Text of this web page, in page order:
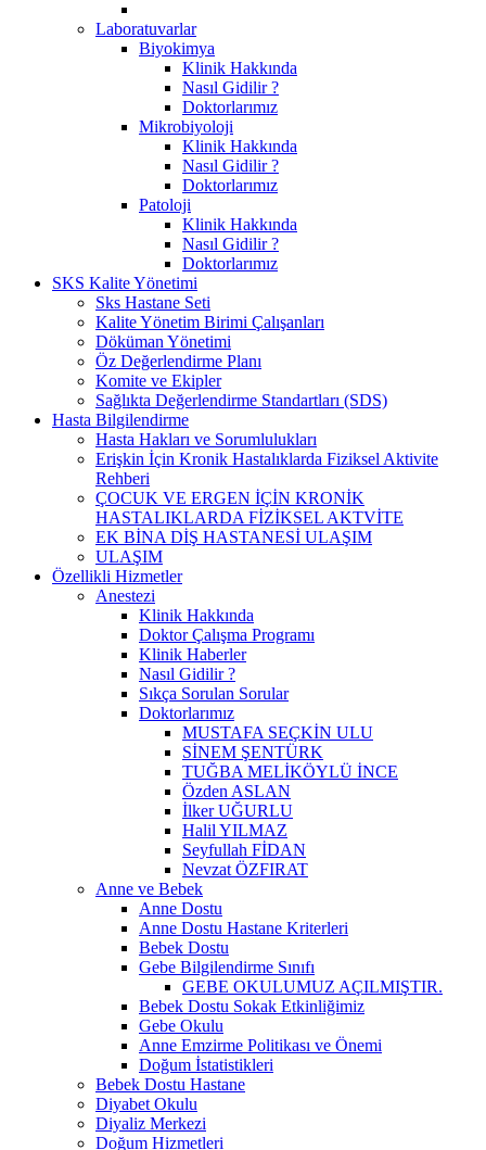
Laboratuvarlar
Biyokimya
Klinik Hakkında
Nasıl Gidilir ?
Doktorlarımız
Mikrobiyoloji
Klinik Hakkında
Nasıl Gidilir ?
Doktorlarımız
Patoloji
Klinik Hakkında
Nasıl Gidilir ?
Doktorlarımız
SKS Kalite Yönetimi
Sks Hastane Seti
Kalite Yönetim Birimi Çalışanları
Döküman Yönetimi
Öz Değerlendirme Planı
Komite ve Ekipler
Sağlıkta Değerlendirme Standartları (SDS)
Hasta Bilgilendirme
Hasta Hakları ve Sorumlulukları
Erişkin İçin Kronik Hastalıklarda Fiziksel Aktivite
Rehberi
ÇOCUK VE ERGEN İÇİN KRONİK
HASTALIKLARDA FİZİKSEL AKTVİTE
EK BİNA DİŞ HASTANESİ ULAŞIM
ULAŞIM
Özellikli Hizmetler
Anestezi
Klinik Hakkında
Doktor Çalışma Programı
Klinik Haberler
Nasıl Gidilir ?
Sıkça Sorulan Sorular
Doktorlarımız
MUSTAFA SEÇKİN ULU
SİNEM ŞENTÜRK
TUĞBA MELİKÖYLÜ İNCE
Özden ASLAN
İlker UĞURLU
Halil YILMAZ
Seyfullah FİDAN
Nevzat ÖZFIRAT
Anne ve Bebek
Anne Dostu
Anne Dostu Hastane Kriterleri
Bebek Dostu
Gebe Bilgilendirme Sınıfı
GEBE OKULUMUZ AÇILMIŞTIR.
Bebek Dostu Sokak Etkinliğimiz
Gebe Okulu
Anne Emzirme Politikası ve Önemi
Doğum İstatistikleri
Bebek Dostu Hastane
Diyabet Okulu
Diyaliz Merkezi
Doğum Hizmetleri